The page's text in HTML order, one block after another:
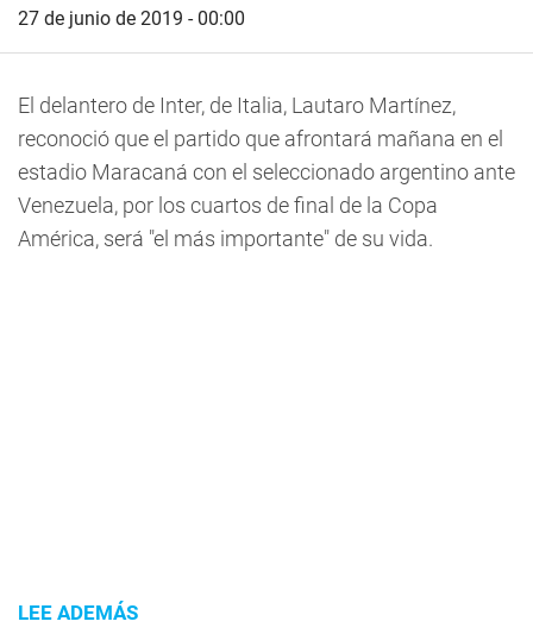
27 de junio de 2019 - 00:00
El delantero de Inter, de Italia, Lautaro Martínez,
reconoció que el partido que afrontará mañana en el
estadio Maracaná con el seleccionado argentino ante
Venezuela, por los cuartos de final de la Copa
América, será "el más importante" de su vida.
LEE ADEMÁS